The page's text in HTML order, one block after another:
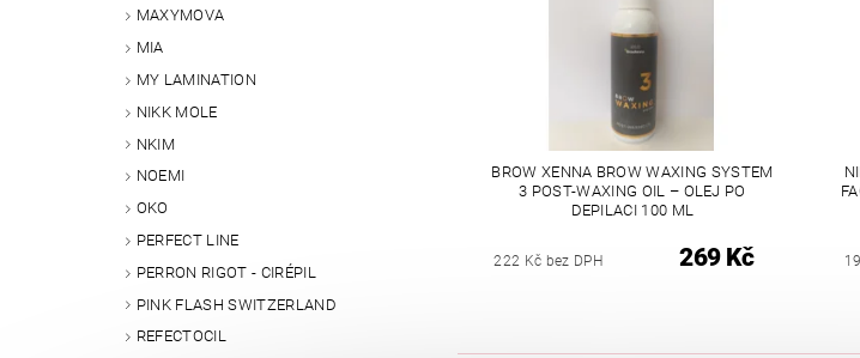
MAXYMOVA
MIA
MY LAMINATION
NIKK MOLE
NKIM
NOEMI
OKO
PERFECT LINE
PERRON RIGOT - CIRÉPIL
PINK FLASH SWITZERLAND
REFECTOCIL
BROW XENNA BROW WAXING SYSTEM
3 POST-WAXING OIL – OLEJ PO
DEPILACI 100 ML
222 Kč bez DPH 269 Kč